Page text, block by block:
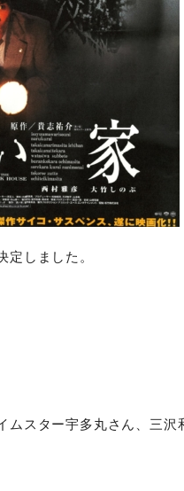
しました。
スター宇多丸さん、三沢